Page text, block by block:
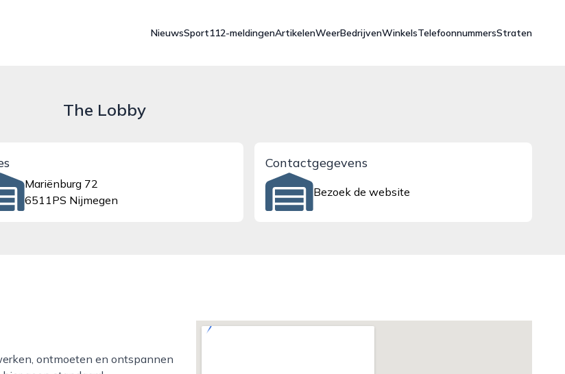
NieuwsSport112-meldingenArtikelenWeerBedrijvenWinkelsTelefoonnummersStraten
The Lobby
Mariënburg 72
6511PS Nijmegen
Contactgegevens
Bezoek de website